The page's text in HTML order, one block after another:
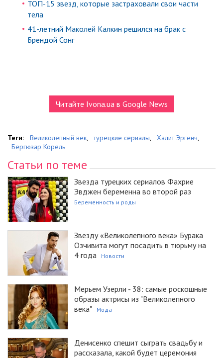
ТОП-15 звезд, которые застраховали свои части
тела
41-летний Маколей Калкин решился на брак с
Брендой Сонг
Читайте Ivona.ua в Google News
Теги: Великолепный век, турецкие сериалы, Халит Эргенч,
Бергюзар Корель
Статьи по теме
Звезда турецких сериалов Фахрие
Эвджен беременна во второй раз
Беременность и роды
Звезду «Великолепного века» Бурака
Озчивита могут посадить в тюрьму на
4 года
Новости
Мерьем Узерли - 38: самые роскошные
образы актрисы из "Великолепного
века"
Мода
Денисенко спешит сыграть свадьбу и
рассказала, какой будет церемония